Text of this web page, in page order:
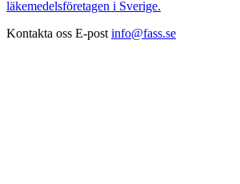
läkemedelsföretagen i Sverige.
Kontakta oss E-post info@fass.se